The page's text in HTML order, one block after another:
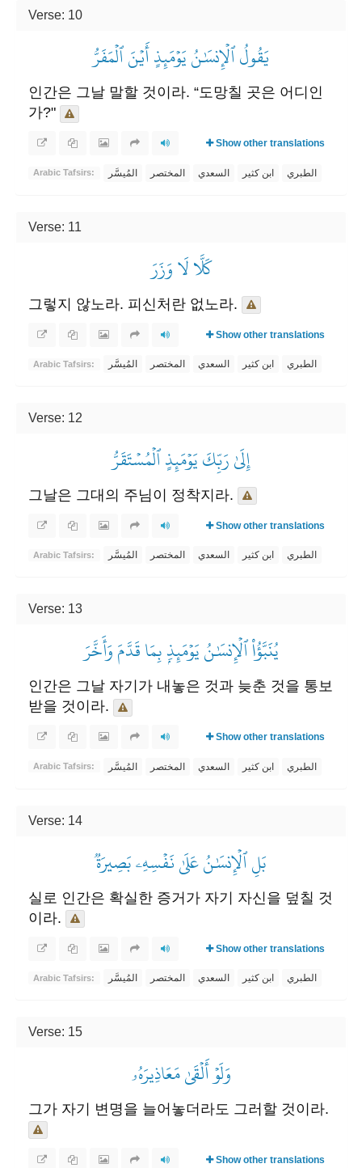
Verse: 10
يَقُولُ ٱلۡإِنسَٰنُ يَوۡمَئِذٍ أَيۡنَ ٱلۡمَفَرُّ
인간은 그날 말할 것이라. “도망칠 곳은 어디인
가?"
Show other translations
Arabic Tafsirs: المُيسَّر المختصر السعدي ابن كثير الطبري
Verse: 11
كَلَّا لَا وَزَرَ
그렇지 않노라. 피신처란 없노라.
Show other translations
Arabic Tafsirs: المُيسَّر المختصر السعدي ابن كثير الطبري
Verse: 12
إِلَىٰ رَبِّكَ يَوۡمَئِذٍ ٱلۡمُسۡتَقَرُّ
그날은 그대의 주님이 정착지라.
Show other translations
Arabic Tafsirs: المُيسَّر المختصر السعدي ابن كثير الطبري
Verse: 13
يُنَبَّؤُاْ ٱلۡإِنسَٰنُ يَوۡمَئِذِۭ بِمَا قَدَّمَ وَأَخَّرَ
인간은 그날 자기가 내놓은 것과 늦춘 것을 통보
받을 것이라.
Show other translations
Arabic Tafsirs: المُيسَّر المختصر السعدي ابن كثير الطبري
Verse: 14
بَلِ ٱلۡإِنسَٰنُ عَلَىٰ نَفۡسِهِۦ بَصِيرَةٞ
실로 인간은 확실한 증거가 자기 자신을 덮칠 것
이라.
Show other translations
Arabic Tafsirs: المُيسَّر المختصر السعدي ابن كثير الطبري
Verse: 15
وَلَوۡ أَلۡقَىٰ مَعَاذِيرَهُۥ
그가 자기 변명을 늘어놓더라도 그러할 것이라.
Show other translations